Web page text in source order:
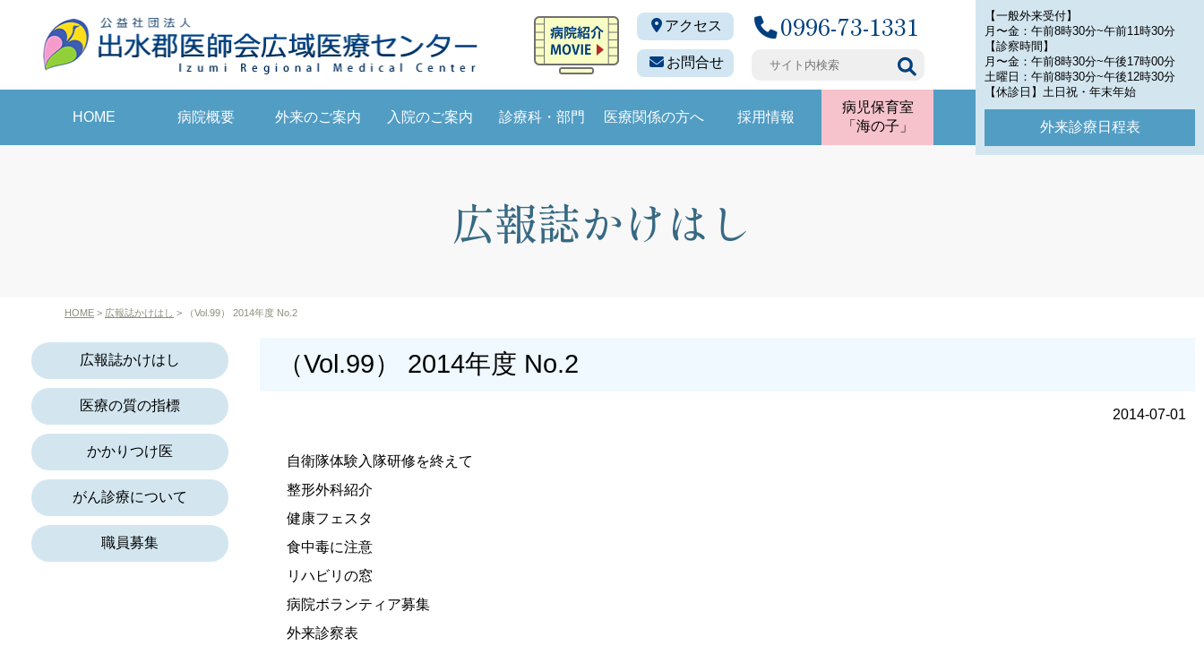
【一般外来受付】
月〜金：午前8時30分~午前11時30分
【診察時間】
月〜金：午前8時30分~午後17時00分
土曜日：午前8時30分~午後12時30分
【休診日】土日祝・年末年始
外来診療日程表
アクセス
お問合せ
0996-73-1331
HOME 病院概要 外来のご案内 入院のご案内 診療科・部門 医療関係の方へ 採用情報
病児保育室
「海の子」
広報誌かけはし
HOME > 広報誌かけはし > （Vol.99） 2014年度 No.2
（Vol.99） 2014年度 No.2
2014-07-01
自衛隊体験入隊研修を終えて
整形外科紹介
健康フェスタ
食中毒に注意
リハビリの窓
病院ボランティア募集
外来診察表
広報誌かけはし
医療の質の指標
かかりつけ医
がん診療について
職員募集